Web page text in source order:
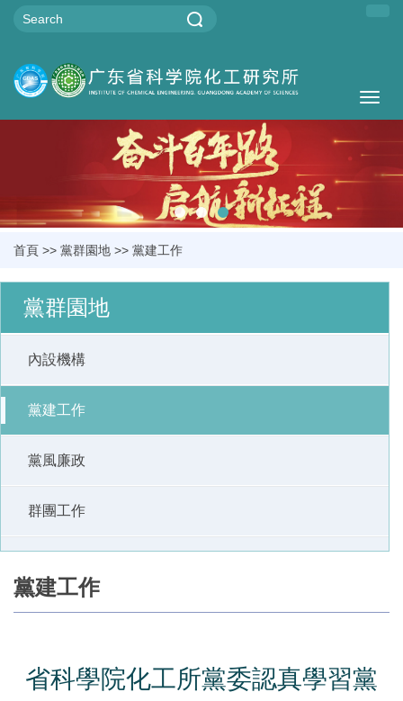
首頁 >> 黨群園地 >> 黨建工作
黨群園地
內設機構
黨建工作
黨風廉政
群團工作
黨建工作
省科學院化工所黨委認真學習黨